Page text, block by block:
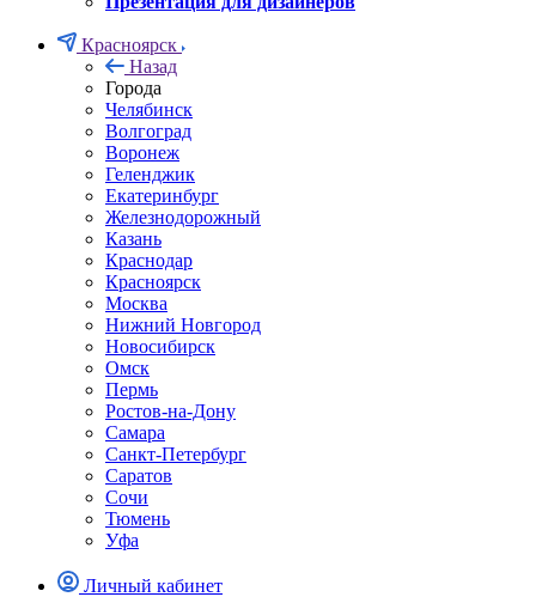
Красноярск
Назад
Города
Челябинск
Волгоград
Воронеж
Геленджик
Екатеринбург
Железнодорожный
Казань
Краснодар
Красноярск
Москва
Нижний Новгород
Новосибирск
Омск
Пермь
Ростов-на-Дону
Самара
Санкт-Петербург
Саратов
Сочи
Тюмень
Уфа
Личный кабинет